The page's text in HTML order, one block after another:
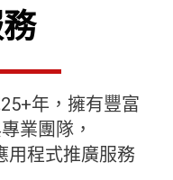
年，擁有豐富
業團隊，
用程式推廣服務